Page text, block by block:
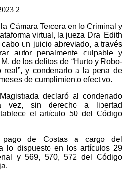
Cámara Tercera en lo Criminal y
virtual, la jueza Dra. Edith
un juicio abreviado, a través
autor penalmente culpable y
de los delitos de “Hurto y Robo-
real”, y condenarlo a la pena de
de cumplimiento efectivo.
declaró al condenado
vez, sin derecho a libertad
el artículo 50 del Código
pago de Costas a cargo del
lo dispuesto en los artículos 29
y 569, 570, 572 del Código